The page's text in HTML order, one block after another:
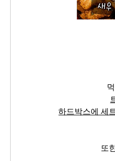
하드박스에 세
또